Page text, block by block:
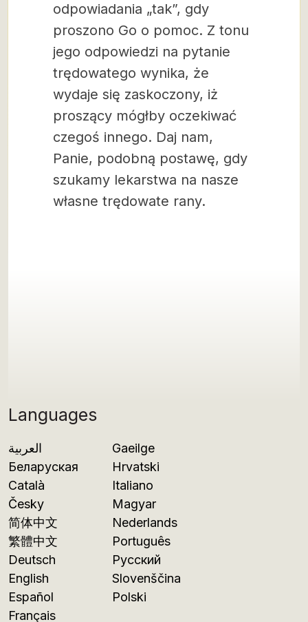
Languages
العربية
Беларуская
Català
Česky
简体中文
繁體中文
Deutsch
English
Español
Français
Gaeilge
Hrvatski
Italiano
Magyar
Nederlands
Português
Русский
Slovenščina
Polski
odpowiadania „tak”, gdy
proszono Go o pomoc. Z tonu
jego odpowiedzi na pytanie
trędowatego wynika, że
wydaje się zaskoczony, iż
proszący mógłby oczekiwać
czegoś innego. Daj nam,
Panie, podobną postawę, gdy
szukamy lekarstwa na nasze
własne trędowate rany.